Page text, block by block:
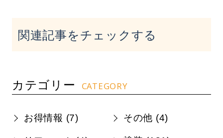
関連記事をチェックする
カテゴリー CATEGORY
お得情報 (7) その他 (4)